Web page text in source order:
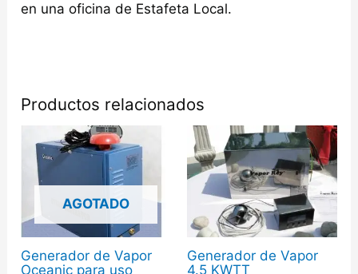
en una oficina de Estafeta Local.
Productos relacionados
AGOTADO
Generador de Vapor
Oceanic para uso
Generador de Vapor
4.5 KWTT